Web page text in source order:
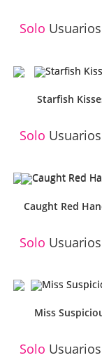
Solo
Starfish
Solo
Caught Red
Solo
Miss
Solo